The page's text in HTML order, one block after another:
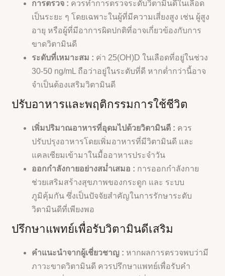
การตรวจ : ควรทำการตรวจระดับวิตามินดีในเลือด
เป็นระยะ ๆ โดยเฉพาะในผู้ที่มีความเสี่ยงสูง เช่น ผู้สูง
อายุ หรือผู้ที่มีอาการผิดปกติที่อาจเกี่ยวข้องกับการ
ขาดวิตามินดี
ระดับที่เหมาะสม : ค่า 25(OH)D ในเลือดที่อยู่ในช่วง
30-50 ng/mL ถือว่าอยู่ในระดับที่ดี หากต่ำกว่านี้อาจ
จำเป็นต้องเสริมวิตามินดี
ปรับอาหารและพฤติกรรมการใช้ชีวิต
เพิ่มปริมาณอาหารที่อุดมไปด้วยวิตามินดี : ควร
ปรับปรุงอาหารโดยเพิ่มอาหารที่มีวิตามินดี และ
แคลเซียมเข้ามาในมื้ออาหารประจำวัน
ออกกำลังกายอย่างสม่ำเสมอ : การออกกำลังกาย
ช่วยเสริมสร้างสุขภาพของกระดูก และ ระบบ
ภูมิคุ้มกัน ซึ่งเป็นปัจจัยสำคัญในการรักษาระดับ
วิตามินดีที่เพียงพอ
ปรึกษาแพทย์เพื่อรับวิตามินดีเสริม
คำแนะนำจากผู้เชี่ยวชาญ : หากผลการตรวจพบว่ามี
ภาวะขาดวิตามินดี ควรปรึกษาแพทย์เพื่อรับคำ